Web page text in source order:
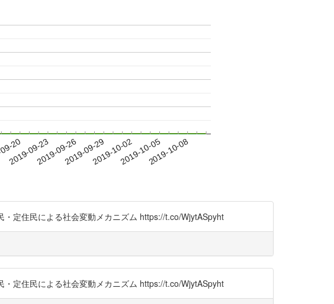
20
2019-09-232019-09-262019-09-292019-10-022019-10-052019-10-08
定住民による社会変動メカニズム https://t.co/WjytASpyht
定住民による社会変動メカニズム https://t.co/WjytASpyht